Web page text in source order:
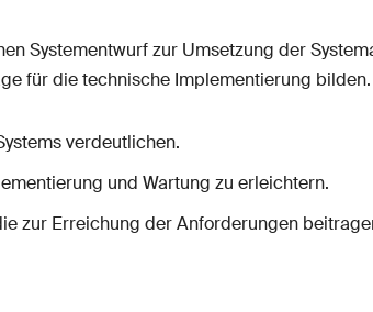
Systementwurf zur Umsetzung der
für die technische Implementierung bilden.
verdeutlichen.
und Wartung zu erleichtern.
zur Erreichung der Anforderungen